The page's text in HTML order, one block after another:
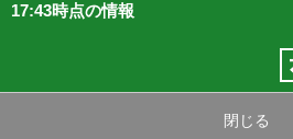
17:43時点の情報
閉じる